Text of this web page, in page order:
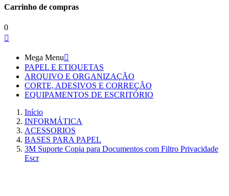
Carrinho de compras
0

Mega Menu
PAPEL E ETIQUETAS
ARQUIVO E ORGANIZAÇÃO
CORTE, ADESIVOS E CORREÇÃO
EQUIPAMENTOS DE ESCRITÓRIO
Início
INFORMÁTICA
ACESSORIOS
BASES PARA PAPEL
3M Suporte Copia para Documentos com Filtro Privacidade
Escr